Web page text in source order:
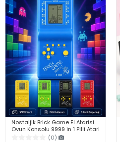
Nostaljik Brick Game El Atarisi
Oyun Konsolu 9999 in 1 Pilli Atari
Eğlenceli Çocuk Oyuncağı
(0)